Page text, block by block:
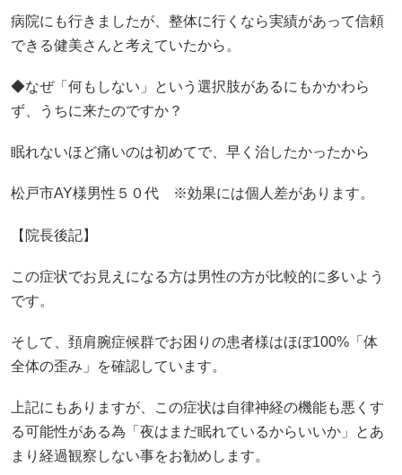
病院にも行きましたが、整体に行くなら実績があって信頼
できる健美さんと考えていたから。
◆なぜ「何もしない」という選択肢があるにもかかわら
ず、うちに来たのですか？
眠れないほど痛いのは初めてで、早く治したかったから
松戸市AY様男性５０代 ※効果には個人差があります。
【院長後記】
この症状でお見えになる方は男性の方が比較的に多いよう
です。
そして、頚肩腕症候群でお困りの患者様はほぼ100%「体
全体の歪み」を確認しています。
上記にもありますが、この症状は自律神経の機能も悪くす
る可能性がある為「夜はまだ眠れているからいいか」とあ
まり経過観察しない事をお勧めします。